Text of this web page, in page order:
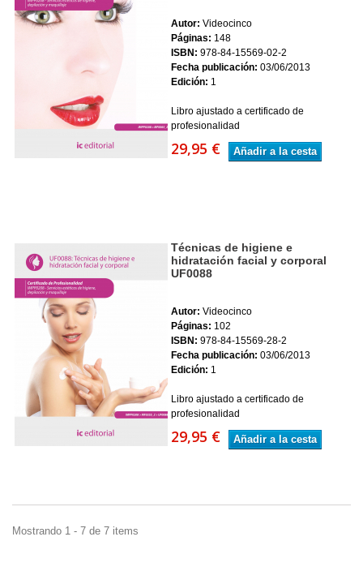
Autor: Videocinco
Páginas: 148
ISBN: 978-84-15569-02-2
Fecha publicación: 03/06/2013
Edición: 1
Libro ajustado a certificado de
profesionalidad
29,95 € Añadir a la cesta
Técnicas de higiene e
hidratación facial y corporal
UF0088
Autor: Videocinco
Páginas: 102
ISBN: 978-84-15569-28-2
Fecha publicación: 03/06/2013
Edición: 1
Libro ajustado a certificado de
profesionalidad
29,95 € Añadir a la cesta
Mostrando 1 - 7 de 7 items